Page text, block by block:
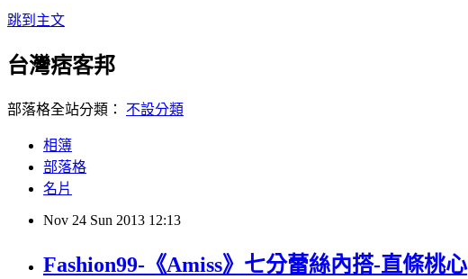
跳到主文
台灣痞客邦
部落格全站分類： 不設分類
相簿
部落格
名片
Nov 24 Sun 2013 12:13
Fashion99-《Amiss》七分蕾絲內搭-直條桃心